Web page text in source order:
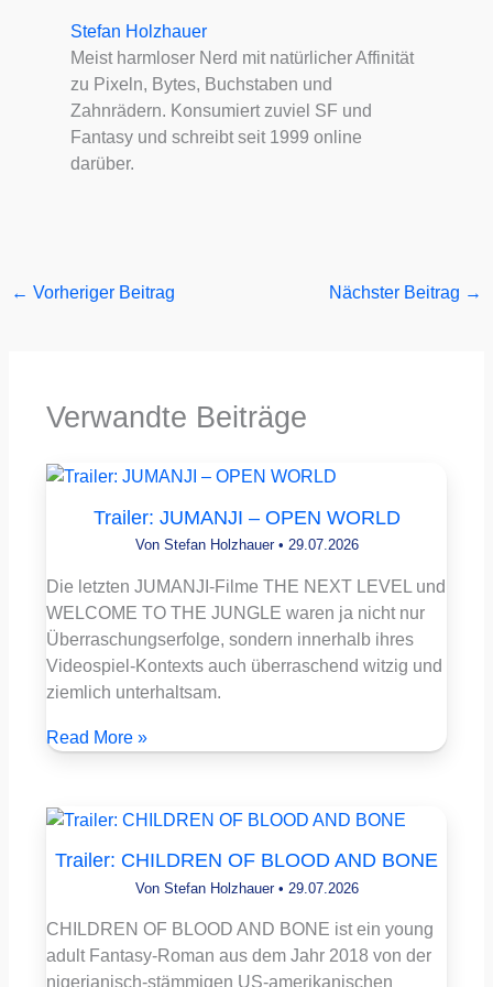
Stefan Holzhauer
Meist harmloser Nerd mit natürlicher Affinität
zu Pixeln, Bytes, Buchstaben und
Zahnrädern. Konsumiert zuviel SF und
Fantasy und schreibt seit 1999 online
darüber.
← Vorheriger Beitrag Nächster Beitrag →
Verwandte Beiträge
Trailer: JUMANJI – OPEN WORLD
Von Stefan Holzhauer • 29.07.2026
Die letzten JUMANJI-Filme THE NEXT LEVEL und
WELCOME TO THE JUNGLE waren ja nicht nur
Überraschungserfolge, sondern innerhalb ihres
Videospiel-Kontexts auch überraschend witzig und
ziemlich unterhaltsam.
Read More »
Trailer: CHILDREN OF BLOOD AND BONE
Von Stefan Holzhauer • 29.07.2026
CHILDREN OF BLOOD AND BONE ist ein young
adult Fantasy-Roman aus dem Jahr 2018 von der
nigerianisch-stämmigen US-amerikanischen